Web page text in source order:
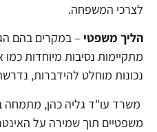
לצרכי המשפחה.
הליך משפטי – במקרים בהם
מתקיימות נסיבות מיוחדות
נכונות מוחלט להידברות,
משרד עו"ד גליה כהן, מתמחה
משפטיים תוך שמירה על